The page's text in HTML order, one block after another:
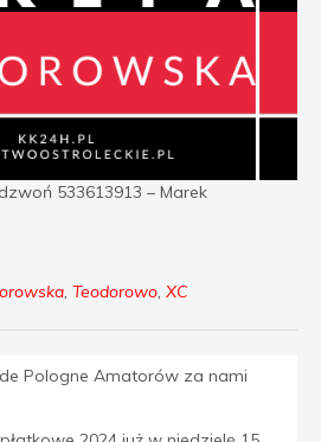
533613913 – Marek
, Teodorowo, XC
Pologne Amatorów za nami